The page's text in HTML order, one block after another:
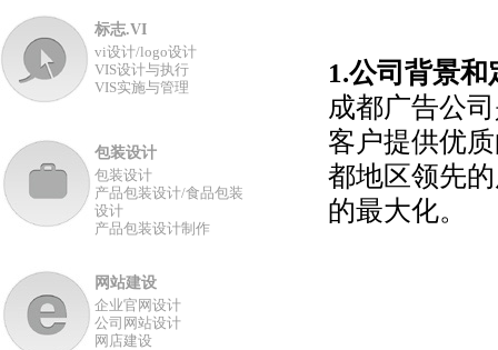
标志.VI
vi设计/logo设计
VIS设计与执行
VIS实施与管理
包装设计
包装设计
产品包装设计/食品包装
设计
产品包装设计制作
网站建设
企业官网设计
公司网站设计
网店建设
1.公司背景和
成都广告公
客户提供优
都地区领先
的最大化。